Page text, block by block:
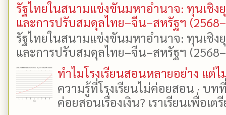
รัฐไทยในสนามแข่งขันมหาอำนาจ: ทุนเชิง
และการปรับสมดุลไทย–จีน–สหรัฐฯ
รัฐไทยในสนามแข่งขันมหาอำนาจ: ทุนเชิง
และการปรับสมดุลไทย–จีน–สหรัฐฯ
ทำไมโรงเรียนสอนหลายอย่าง แต่ไ
ความรู้ที่โรงเรียนไม่ค่อยสอน · บ
ค่อยสอนเรื่องเงิน? เราเรียนเพื่อเต